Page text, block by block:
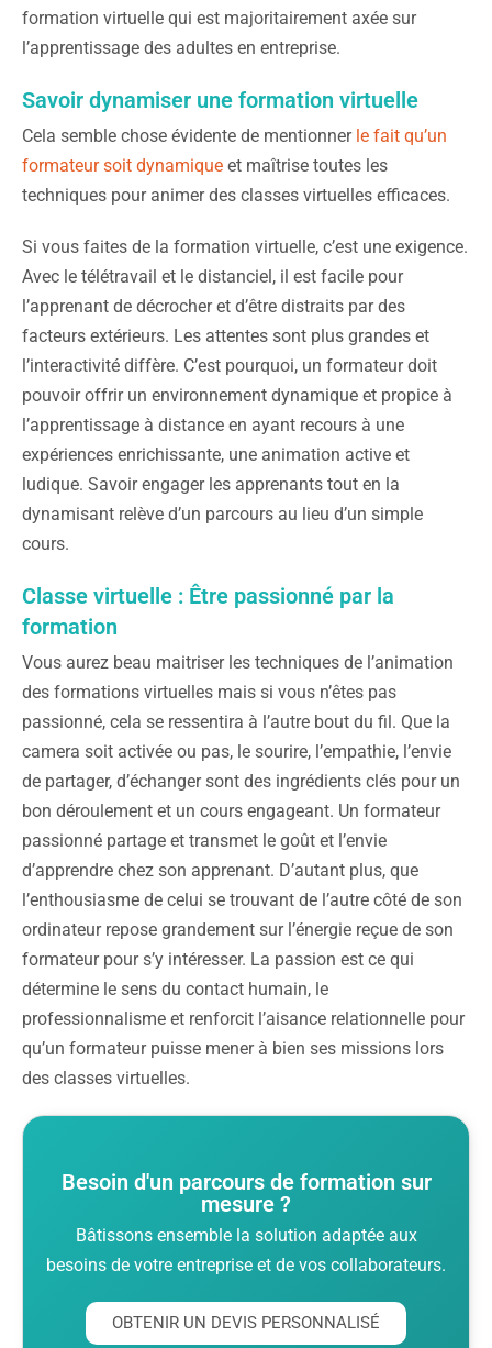
formation virtuelle qui est majoritairement axée sur
l’apprentissage des adultes en entreprise.
Savoir dynamiser une formation virtuelle
Cela semble chose évidente de mentionner le fait qu’un
formateur soit dynamique et maîtrise toutes les
techniques pour animer des classes virtuelles efficaces.
Si vous faites de la formation virtuelle, c’est une exigence.
Avec le télétravail et le distanciel, il est facile pour
l’apprenant de décrocher et d’être distraits par des
facteurs extérieurs. Les attentes sont plus grandes et
l’interactivité diffère. C’est pourquoi, un formateur doit
pouvoir offrir un environnement dynamique et propice à
l’apprentissage à distance en ayant recours à une
expériences enrichissante, une animation active et
ludique. Savoir engager les apprenants tout en la
dynamisant relève d’un parcours au lieu d’un simple
cours.
Classe virtuelle : Être passionné par la
formation
Vous aurez beau maitriser les techniques de l’animation
des formations virtuelles mais si vous n’êtes pas
passionné, cela se ressentira à l’autre bout du fil. Que la
camera soit activée ou pas, le sourire, l’empathie, l’envie
de partager, d’échanger sont des ingrédients clés pour un
bon déroulement et un cours engageant. Un formateur
passionné partage et transmet le goût et l’envie
d’apprendre chez son apprenant. D’autant plus, que
l’enthousiasme de celui se trouvant de l’autre côté de son
ordinateur repose grandement sur l’énergie reçue de son
formateur pour s’y intéresser. La passion est ce qui
détermine le sens du contact humain, le
professionnalisme et renforcit l’aisance relationnelle pour
qu’un formateur puisse mener à bien ses missions lors
des classes virtuelles.
Besoin d'un parcours de formation sur
mesure ?
Bâtissons ensemble la solution adaptée aux
besoins de votre entreprise et de vos collaborateurs.
OBTENIR UN DEVIS PERSONNALISÉ